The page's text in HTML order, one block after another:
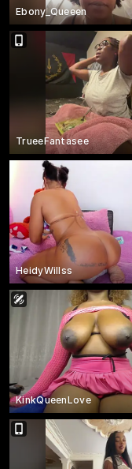
Ebony_Queeen
TrueeFantasee
HeidyWillss
KinkQueenLove